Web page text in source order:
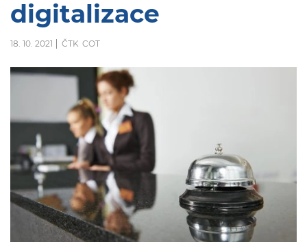
digitalizace
18. 10. 2021 ČTK COT